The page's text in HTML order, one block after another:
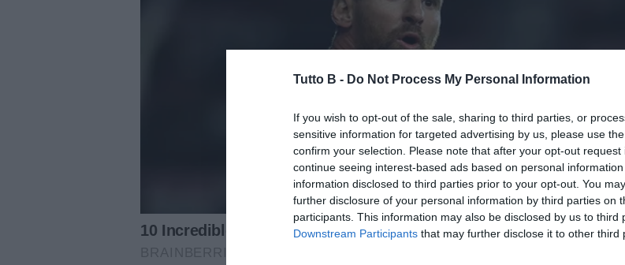
Tutto B - Do Not Process My Personal Information
If you wish to opt-out of the sale, sharing to third parties, or
sensitive information for targeted advertising by us, please use
confirm your selection. Please note that after your opt-out
continue seeing interest-based ads based on personal
information disclosed to third parties prior to your opt-out. You
further disclosure of your personal information by third parties on
participants. This information may also be disclosed by us to third
Downstream Participants that may further disclose it to other third